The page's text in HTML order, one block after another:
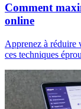
Comment
online
Apprenez à réduire
ces techniques